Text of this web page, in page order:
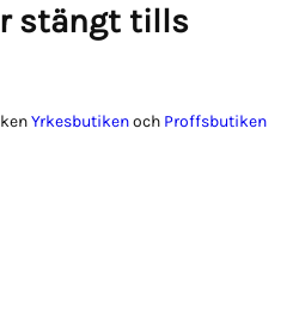
stängt tills
Yrkesbutikenoch Proffsbutiken